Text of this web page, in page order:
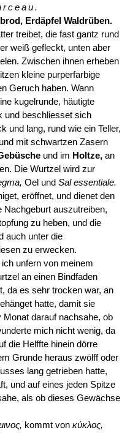
Erdäpfel Waldrüben.
treibet, die fast gantz rund
weiß gefleckt, unten aber
Zwischen ihnen erheben
kleine purperfarbige
Geruch haben. Wann
kugelrunde, häutigte
und beschliesset sich
und lang, rund wie ein Teller,
mit schwartzen Zasern
und im Holtze,an
Die Wurtzel wird zur
Oel und Sal essentiale.
eröffnet, und dienet den
Nachgeburt auszutreiben,
zu heben, und die
auch unter die
zu erwecken.
unfern von meinem
an einen Bindfaden
da es sehr trocken war, an
hatte, damit sie
darauf nachsahe, ob
mich nicht wenig, da
die Helffte hinein dörre
Grunde heraus zwölff oder
lang getrieben hatte,
und auf eines jeden Spitze
als ob dieses Gewächse
kommt von κύκλος,